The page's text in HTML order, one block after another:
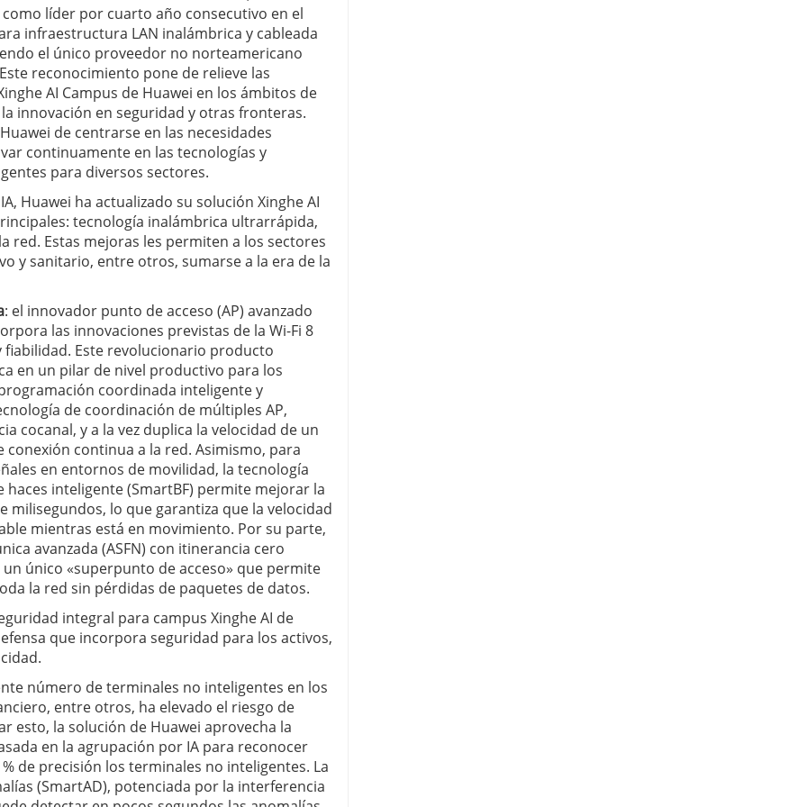
líder por cuarto año consecutivo en el
infraestructura LAN inalámbrica y cableada
el único proveedor no norteamericano
reconocimiento pone de relieve las
AI Campus de Huawei en los ámbitos de
innovación en seguridad y otras fronteras.
de centrarse en las necesidades
continuamente en las tecnologías y
para diversos sectores.
Huawei ha actualizado su solución Xinghe AI
tecnología inalámbrica ultrarrápida,
red. Estas mejoras les permiten a los sectores
y sanitario, entre otros, sumarse a la era de la
: el innovador punto de acceso (AP) avanzado
las innovaciones previstas de la Wi-Fi 8
Este revolucionario producto
en un pilar de nivel productivo para los
coordinada inteligente y
de coordinación de múltiples AP,
cocanal, y a la vez duplica la velocidad de un
continua a la red. Asimismo, para
en entornos de movilidad, la tecnología
inteligente (SmartBF) permite mejorar la
milisegundos, lo que garantiza que la velocidad
mientras está en movimiento. Por su parte,
avanzada (ASFN) con itinerancia cero
único «superpunto de acceso» que permite
la red sin pérdidas de paquetes de datos.
integral para campus Xinghe AI de
que incorpora seguridad para los activos,
número de terminales no inteligentes en los
entre otros, ha elevado el riesgo de
esto, la solución de Huawei aprovecha la
en la agrupación por IA para reconocer
de precisión los terminales no inteligentes. La
(SmartAD), potenciada por la interferencia